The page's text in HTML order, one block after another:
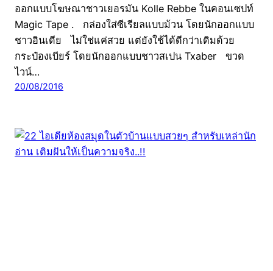
ออกแบบโฆษณาชาวเยอรมัน Kolle Rebbe ในคอนเซปท์
Magic Tape . กล่องใส่ซีเรียลแบบม้วน โดยนักออกแบบ
ชาวอินเดีย ไม่ใช่แค่สวย แต่ยังใช้ได้ดีกว่าเดิมด้วย
กระป๋องเบียร์ โดยนักออกแบบชาวสเปน Txaber ขวด
ไวน์…
20/08/2016